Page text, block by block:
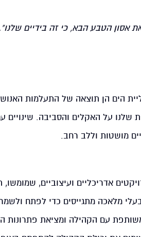
אסון הטבע הבא, כי זה בידיים
הים הן תוצאה של התעלמות
על האקלים והסביבה. שינויים
מושטות וללב רחב.
אדריכליים ועיצוביים, שמומשו,
מלאכה מתגייסים כדי לפתח
עם הקהילה ומציאת פתרונות